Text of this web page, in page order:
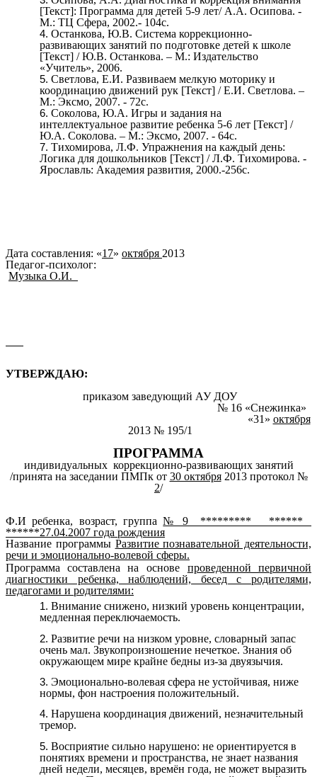
[Текст]: Программа для детей 5-9 лет/ А.А. Осипова. -
М.: ТЦ Сфера, 2002.- 104с.
Останкова, Ю.В. Система коррекционно-
развивающих занятий по подготовке детей к школе
[Текст] / Ю.В. Останкова. – М.: Издательство
«Учитель», 2006.
Светлова, Е.И. Развиваем мелкую моторику и
координацию движений рук [Текст] / Е.И. Светлова. –
М.: Эксмо, 2007. - 72с.
Соколова, Ю.А. Игры и задания на
интеллектуальное развитие ребенка 5-6 лет [Текст] /
Ю.А. Соколова. – М.: Эксмо, 2007. - 64с.
Тихомирова, Л.Ф. Упражнения на каждый день:
Логика для дошкольников [Текст] / Л.Ф. Тихомирова. -
Ярославль: Академия развития, 2000.-256с.
Дата составления: «17» октября 2013
Педагог-психолог:
Музыка О.И.
УТВЕРЖДАЮ:
приказом заведующий АУ ДОУ
№ 16 «Снежинка»
«31» октября
2013 № 195/1
ПРОГРАММА
индивидуальных коррекционно-развивающих занятий
/принята на заседании ПМПк от 30 октября2013 протокол №
2/
Ф.И ребенка, возраст, группа№ 9 ********* ******
******27.04.2007 года рождения
Название программы Развитие познавательной деятельности,
речи и эмоционально-волевой сферы.
Программа составлена на основе
проведенной первичной
диагностики ребенка, наблюдений, бесед с родителями,
педагогами и родителями:
Внимание снижено, низкий уровень концентрации,
медленная переключаемость.
Развитие речи на низком уровне, словарный запас
очень мал. Звукопроизношение нечеткое. Знания об
окружающем мире крайне бедны из-за двуязычия.
Эмоционально-волевая сфера не устойчивая, ниже
нормы, фон настроения положительный.
Нарушена координация движений, незначительный
тремор.
Восприятие сильно нарушено: не ориентируется в
понятиях времени и пространства, не знает названия
дней недели, месяцев, времён года, не может выразить